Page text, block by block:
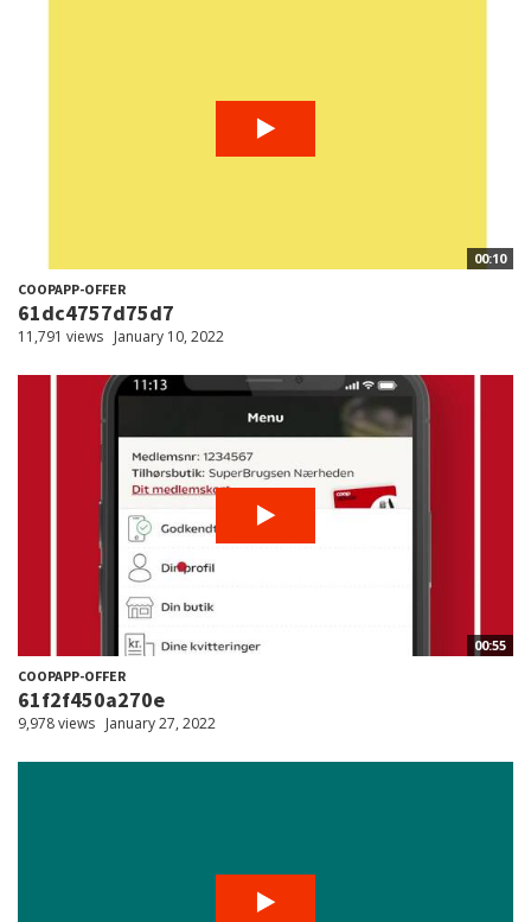
00:10
COOPAPP-OFFER
61dc4757d75d7
11,791 views January 10, 2022
00:55
COOPAPP-OFFER
61f2f450a270e
9,978 views January 27, 2022